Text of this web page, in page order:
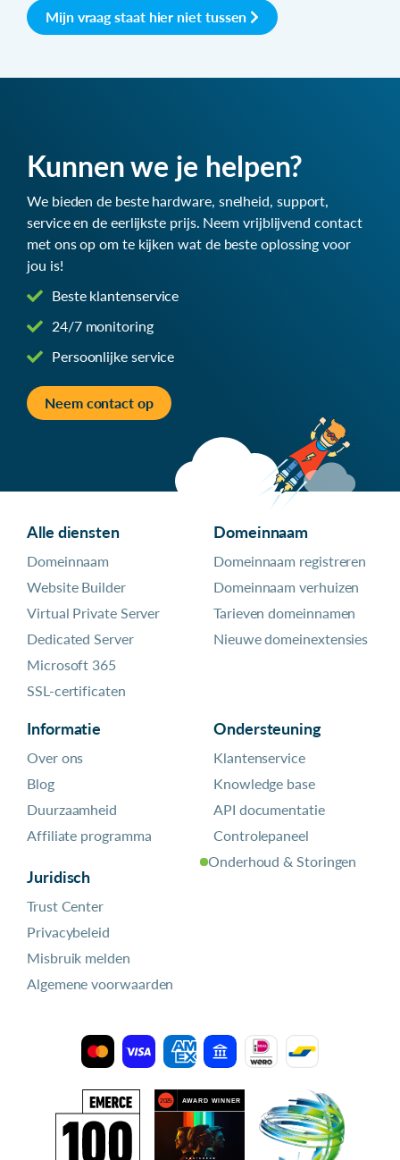
Mijn vraag staat hier niet tussen
Kunnen we je helpen?
We bieden de beste hardware, snelheid, support,
service en de eerlijkste prijs. Neem vrijblijvend contact
met ons op om te kijken wat de beste oplossing voor
jou is!
Beste klantenservice
24/7 monitoring
Persoonlijke service
Neem contact op
Alle diensten
Domeinnaam
Website Builder
Virtual Private Server
Dedicated Server
Microsoft 365
SSL-certificaten
Domeinnaam
Domeinnaam registreren
Domeinnaam verhuizen
Tarieven domeinnamen
Nieuwe domeinextensies
Informatie
Over ons
Blog
Duurzaamheid
Affiliate programma
Juridisch
Trust Center
Privacybeleid
Misbruik melden
Algemene voorwaarden
Ondersteuning
Klantenservice
Knowledge base
API documentatie
Controlepaneel
Onderhoud & Storingen